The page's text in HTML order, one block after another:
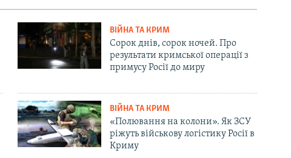
ВІЙНА ТА КРИМ
Сорок днів, сорок ночей. Про
результати кримської операції з
примусу Росії до миру
ВІЙНА ТА КРИМ
«Полювання на колони». Як ЗСУ
ріжуть військову логістику Росії в
Криму